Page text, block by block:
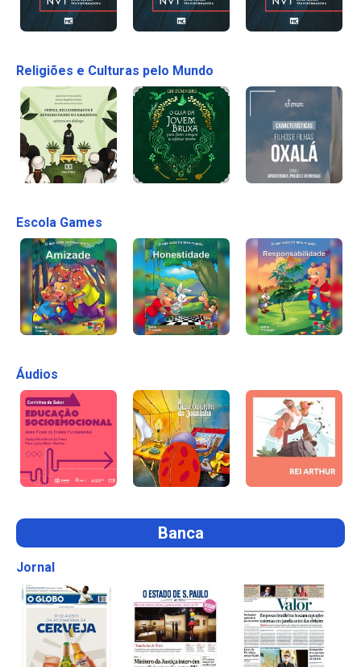
Religiões e Culturas pelo Mundo
Escola Games
Áudios
Banca
Jornal